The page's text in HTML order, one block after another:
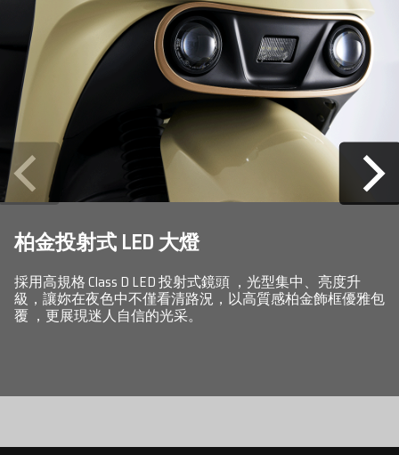
柏金投射式 LED 大燈
採用高規格 Class D LED 投射式鏡頭 ，光型集中、亮度升
級，讓妳在夜色中不僅看清路況，以高質感柏金飾框優雅包
覆 ，更展現迷人自信的光采。